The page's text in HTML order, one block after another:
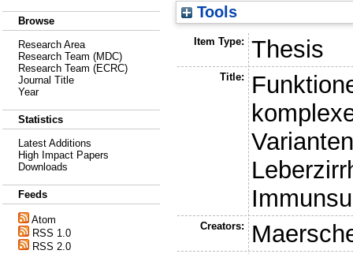
Browse
Research Area
Research Team (MDC)
Research Team (ECRC)
Journal Title
Year
Statistics
Latest Additions
High Impact Papers
Downloads
Feeds
Atom
RSS 1.0
RSS 2.0
Tools
Item Type: Thesis
Title:
Creators: